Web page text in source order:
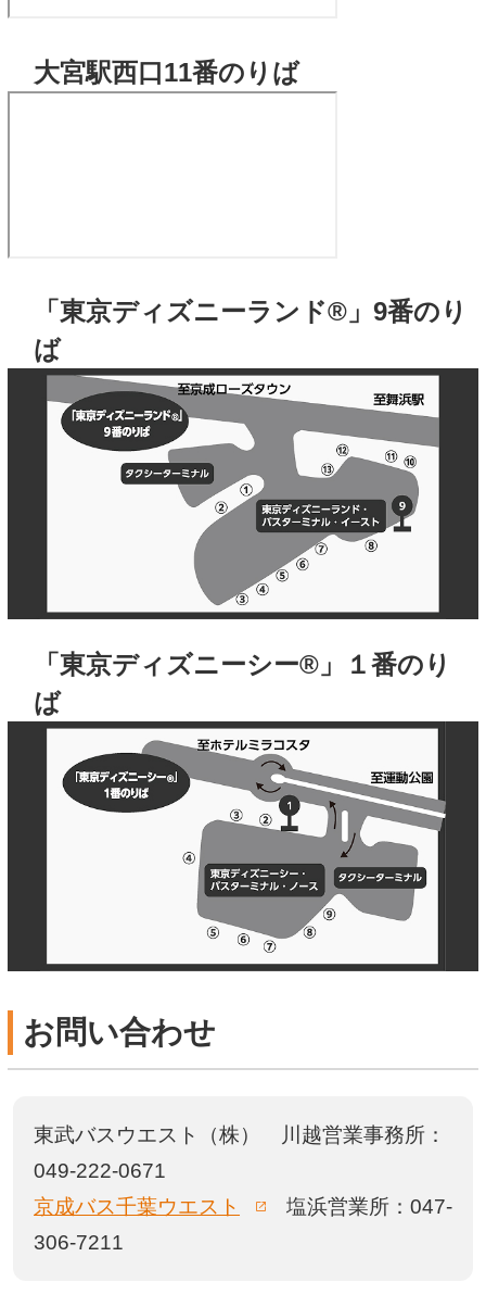
大宮駅西口11番のりば
「東京ディズニーランド®」9番のり
ば
「東京ディズニーシー®」１番のり
ば
お問い合わせ
東武バスウエスト（株）
川越営業事務所：
049-222-0671
京成バス千葉ウエスト
新しいウィンドウで開き
塩浜営業所：047-
306-7211